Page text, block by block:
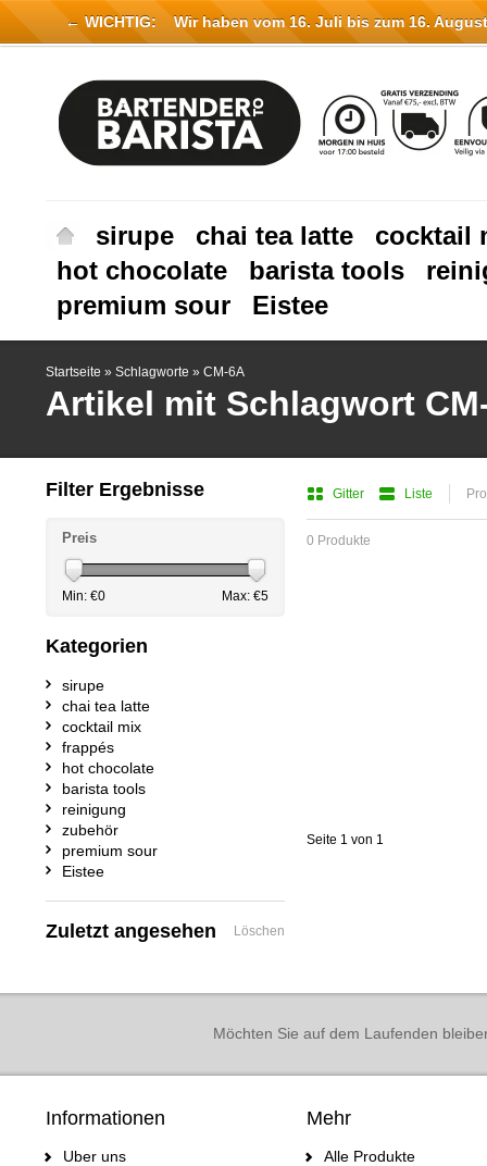
sirupe chai tea latte
cocktail
hot chocolate
barista tools
premium sour
Eistee
Startseite » Schlagworte » CM-6A
Artikel mit Schlagwort
Gitter Liste
0 Produkte
Seite 1 von 1
Filter Ergebnisse
Preis
Min: €0 Max: €5
Kategorien
sirupe
chai tea latte
cocktail mix
frappés
hot chocolate
barista tools
reinigung
zubehör
premium sour
Eistee
Zuletzt angesehen Löschen
Möchten Sie auf dem Laufenden
Informationen
Uber uns
Mehr
Alle Produkte
← WICHTIG: Wir haben vom 16. Juli bis zum 16.